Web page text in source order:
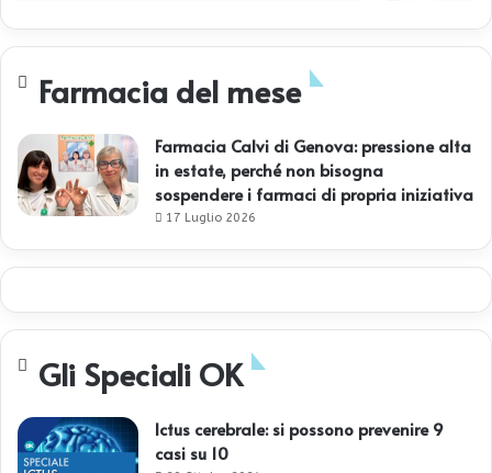
Farmacia del mese
Farmacia Calvi di Genova: pressione alta
in estate, perché non bisogna
sospendere i farmaci di propria iniziativa
17 Luglio 2026
Gli Speciali OK
Ictus cerebrale: si possono prevenire 9
casi su 10